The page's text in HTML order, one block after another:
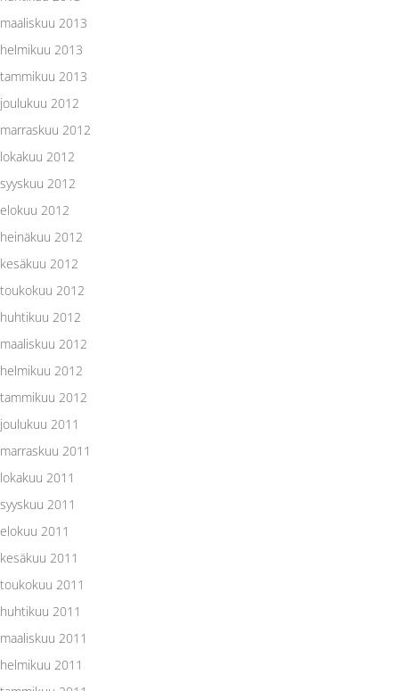
maaliskuu 2013
helmikuu 2013
tammikuu 2013
joulukuu 2012
marraskuu 2012
lokakuu 2012
syyskuu 2012
elokuu 2012
heinäkuu 2012
kesäkuu 2012
toukokuu 2012
huhtikuu 2012
maaliskuu 2012
helmikuu 2012
tammikuu 2012
joulukuu 2011
marraskuu 2011
lokakuu 2011
syyskuu 2011
elokuu 2011
kesäkuu 2011
toukokuu 2011
huhtikuu 2011
maaliskuu 2011
helmikuu 2011